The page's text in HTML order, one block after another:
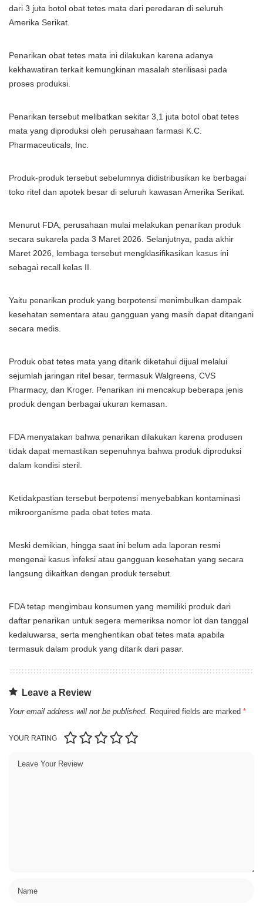
dari 3 juta botol obat tetes mata dari peredaran di seluruh
Amerika Serikat.
Penarikan obat tetes mata ini dilakukan karena adanya
kekhawatiran terkait kemungkinan masalah sterilisasi pada
proses produksi.
Penarikan tersebut melibatkan sekitar 3,1 juta botol obat tetes
mata yang diproduksi oleh perusahaan farmasi K.C.
Pharmaceuticals, Inc.
Produk-produk tersebut sebelumnya didistribusikan ke berbagai
toko ritel dan apotek besar di seluruh kawasan Amerika Serikat.
Menurut FDA, perusahaan mulai melakukan penarikan produk
secara sukarela pada 3 Maret 2026. Selanjutnya, pada akhir
Maret 2026, lembaga tersebut mengklasifikasikan kasus ini
sebagai recall kelas II.
Yaitu penarikan produk yang berpotensi menimbulkan dampak
kesehatan sementara atau gangguan yang masih dapat ditangani
secara medis.
Produk obat tetes mata yang ditarik diketahui dijual melalui
sejumlah jaringan ritel besar, termasuk Walgreens, CVS
Pharmacy, dan Kroger. Penarikan ini mencakup beberapa jenis
produk dengan berbagai ukuran kemasan.
FDA menyatakan bahwa penarikan dilakukan karena produsen
tidak dapat memastikan sepenuhnya bahwa produk diproduksi
dalam kondisi steril.
Ketidakpastian tersebut berpotensi menyebabkan kontaminasi
mikroorganisme pada obat tetes mata.
Meski demikian, hingga saat ini belum ada laporan resmi
mengenai kasus infeksi atau gangguan kesehatan yang secara
langsung dikaitkan dengan produk tersebut.
FDA tetap mengimbau konsumen yang memiliki produk dari
daftar penarikan untuk segera memeriksa nomor lot dan tanggal
kedaluwarsa, serta menghentikan obat tetes mata apabila
termasuk dalam produk yang ditarik dari pasar.
Leave a Review
Your email address will not be published. Required fields are marked *
YOUR RATING